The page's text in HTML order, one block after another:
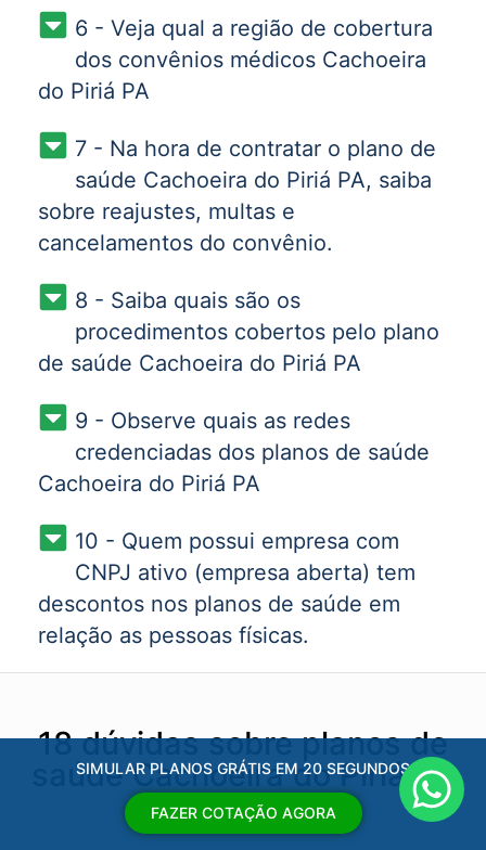
6 - Veja qual a região de cobertura
dos convênios médicos Cachoeira
do Piriá PA
7 - Na hora de contratar o plano de
saúde Cachoeira do Piriá PA, saiba
sobre reajustes, multas e
cancelamentos do convênio.
8 - Saiba quais são os
procedimentos cobertos pelo plano
de saúde Cachoeira do Piriá PA
9 - Observe quais as redes
credenciadas dos planos de saúde
Cachoeira do Piriá PA
10 - Quem possui empresa com
CNPJ ativo (empresa aberta) tem
descontos nos planos de saúde em
relação as pessoas físicas.
18 dúvidas sobre planos de
saúde Cachoeira do Piriá PA
SIMULAR PLANOS GRÁTIS EM 20 SEGUNDOS
FAZER COTAÇÃO AGORA